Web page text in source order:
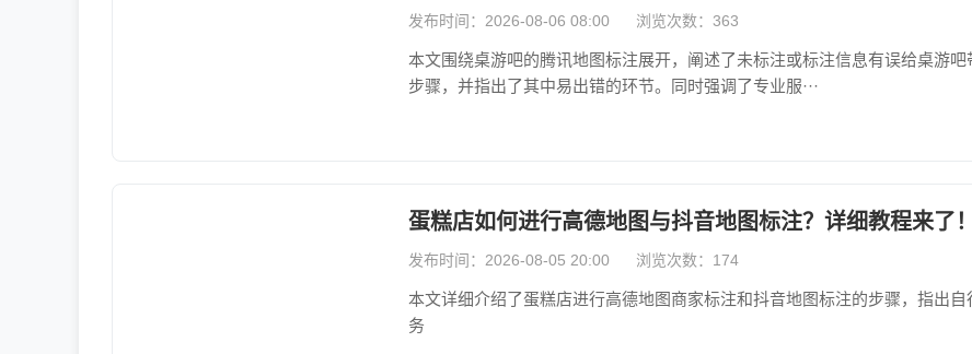
发布时间：2026-08-06 08:00 浏览次数：363
本文围绕桌游吧的腾讯地图标注展开，阐述了未标注或标注信息有误给桌游
步骤，并指出了其中易出错的环节。同时强调了专业服···
蛋糕店如何进行高德地图与抖音地图标注？详细教程来了！
发布时间：2026-08-05 20:00 浏览次数：174
本文详细介绍了蛋糕店进行高德地图商家标注和抖音地图标注的步骤，指出
务